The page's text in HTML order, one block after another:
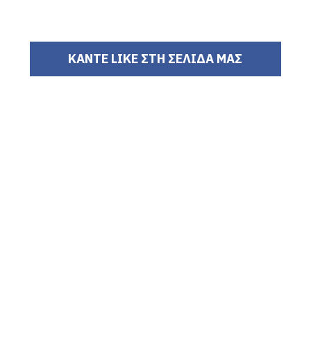
ΚΑΝΤΕ LIKE ΣΤΗ ΣΕΛΙΔΑ ΜΑΣ